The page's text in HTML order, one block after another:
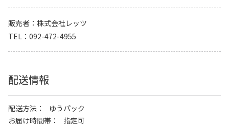
販売者
株式会社レッツ
TEL
092-472-4955
配送情報
配送方法
ゆうパック
お届け時間帯
指定可